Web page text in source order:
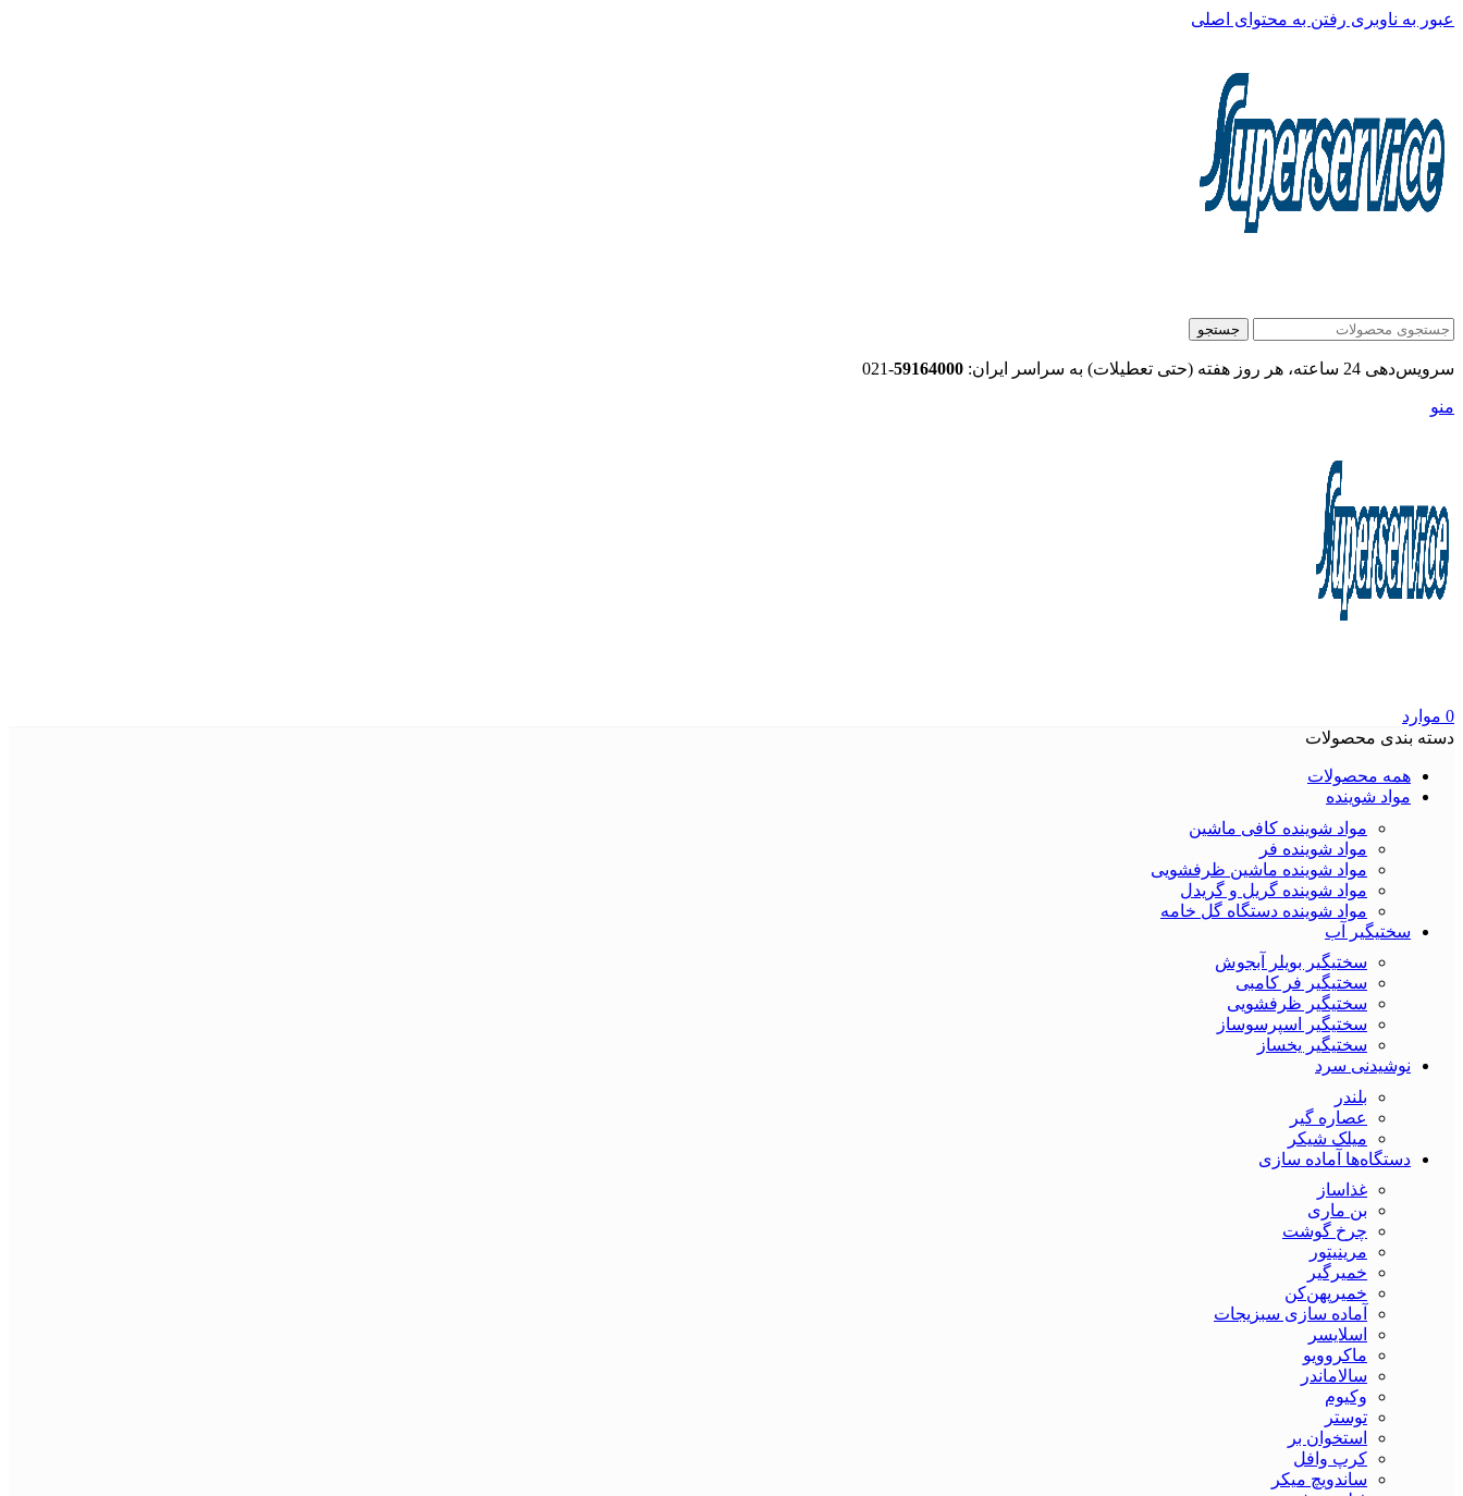
عبور به ناوبری رفتن به محتوای اصلی
جستجو
سرویس‌دهی 24 ساعته، هر روز هفته (حتی تعطیلات) به سراسر ایران: 59164000
-021
منو
0 موارد
دسته بندی محصولات
همه محصولات
مواد شوینده
مواد شوینده کافی ماشین
مواد شوینده فر
مواد شوینده ماشین ظرفشویی
مواد شوینده گریل و گریدل
مواد شوینده دستگاه گل خامه
سختیگیر آب
سختیگیر بویلر آبجوش
سختیگیر فر کامبی
سختیگیر ظرفشویی
سختیگیر اسپرسوساز
سختیگیر یخساز
نوشیدنی سرد
بلندر
عصاره گیر
میلک شیکر
دستگاه‌ها آماده سازی
غذاساز
بن ماری
چرخ گوشت
مرینیتور
خمیرگیر
خمیر‌پهن‌کن
آماده سازی سبزیجات
اسلایسر
ماکروویو
سالاماندر
وکیوم
توستر
استخوان بر
کرپ وافل
ساندویچ میکر